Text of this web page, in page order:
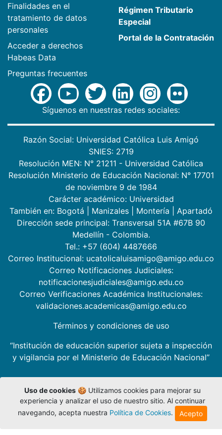
Finalidades en el
tratamiento de datos
personales
Acceder a derechos
Habeas Data
Preguntas frecuentes
Régimen Tributario
Especial
Portal de la Contratación
Síguenos en nuestras redes sociales:
Razón Social: Universidad Católica Luis Amigó
SNIES: 2719
Resolución MEN: N° 21211 - Universidad Católica
Resolución Ministerio de Educación Nacional: N° 17701
de noviembre 9 de 1984
Carácter académico: Universidad
También en: Bogotá Manizales Montería
Apartadó
Dirección sede principal: Transversal 51A #67B 90
Medellín - Colombia.
Tel.: +57 (604) 4487666
Correo Institucional: ucatolicaluisamigo@amigo.edu.co
Correo Notificaciones Judiciales:
notificacionesjudiciales@amigo.edu.co
Correo Verificaciones Académica Institucionales:
validaciones.academicas@amigo.edu.co
Términos y condiciones de uso
“Institución de educación superior sujeta a inspección
y vigilancia por el Ministerio de Educación Nacional”
Uso de cookies🍪 Utilizamos cookies para mejorar su
experiencia y analizar el uso de nuestro sitio. Al continuar
navegando, acepta nuestra Política de Cookies. Acepto